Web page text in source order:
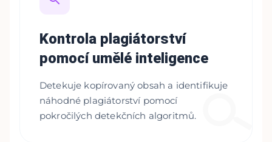
Kontrola plagiátorství
pomocí umělé inteligence
Detekuje kopírovaný obsah a identifikuje
náhodné plagiátorství pomocí
pokročilých detekčních algoritmů.